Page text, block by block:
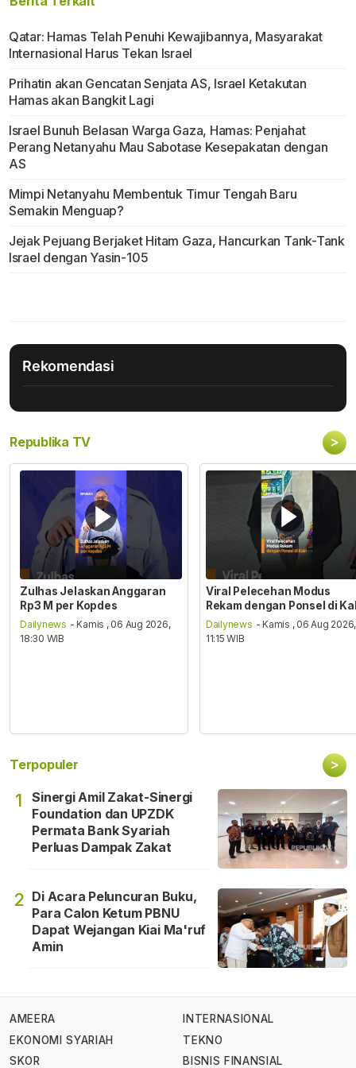
Qatar: Hamas Telah Penuhi Kewajibannya, Masyarakat
Internasional Harus Tekan Israel
Prihatin akan Gencatan Senjata AS, Israel Ketakutan
Hamas akan Bangkit Lagi
Israel Bunuh Belasan Warga Gaza, Hamas: Penjahat
Perang Netanyahu Mau Sabotase Kesepakatan dengan
AS
Mimpi Netanyahu Membentuk Timur Tengah Baru
Semakin Menguap?
Jejak Pejuang Berjaket Hitam Gaza, Hancurkan Tank-Tank
Israel dengan Yasin-105
Rekomendasi
Republika TV >
Zulhas Jelaskan Anggaran
Rp3 M per Kopdes
Dailynews - Kamis , 06 Aug 2026,
18:30 WIB
Viral Pelecehan Modus
Rekam dengan Ponsel di
Dailynews - Kamis , 06 Aug 2026,
11:15 WIB
Terpopuler >
1
Sinergi Amil Zakat-Sinergi
Foundation dan UPZDK
Permata Bank Syariah
Perluas Dampak Zakat
2 Di Acara Peluncuran Buku,
Para Calon Ketum PBNU
Dapat Wejangan Kiai Ma'ruf
Amin
AMEERA
EKONOMI SYARIAH
SKOR
INTERNASIONAL
TEKNO
BISNIS FINANSIAL